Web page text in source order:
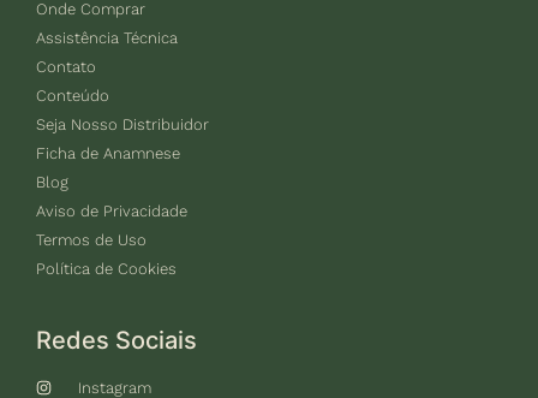
Onde Comprar
Assistência Técnica
Contato
Conteúdo
Seja Nosso Distribuidor
Ficha de Anamnese
Blog
Aviso de Privacidade
Termos de Uso
Política de Cookies
Redes Sociais
Instagram